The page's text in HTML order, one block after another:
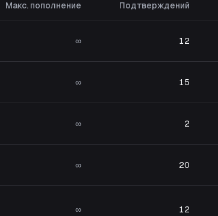
Макс. пополнение Подтверждений
∞ 12
∞ 15
∞ 2
∞ 20
∞ 12